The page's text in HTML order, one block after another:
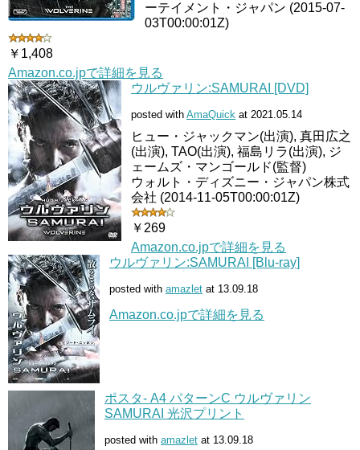
ーテイメント・ジャパン (2015-07-
03T00:00:01Z)
￥1,408
Amazon.co.jpで詳細を見る
ウルヴァリン:SAMURAI [DVD]
posted with AmaQuick at 2021.05.14
ヒュー・ジャックマン(出演), 真田広之
(出演), TAO(出演), 福島リラ(出演), ジ
ェームズ・マンゴールド(監督)
ウォルト・ディズニー・ジャパン株式
会社 (2014-11-05T00:00:01Z)
￥269
Amazon.co.jpで詳細を見る
ウルヴァリン:SAMURAI [Blu-ray]
posted with amazlet at 13.09.18
Amazon.co.jpで詳細を見る
ポスタ- A4 パターンC ウルヴァリン
SAMURAI 光沢プリント
posted with amazlet at 13.09.18